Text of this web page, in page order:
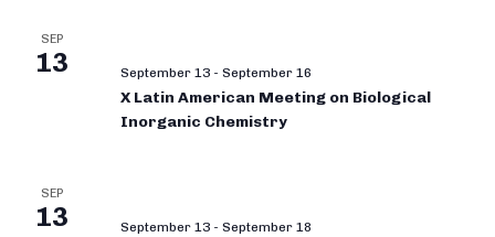
SEP
13 September 13 - September 16
X Latin American Meeting on Biological
Inorganic Chemistry
SEP
13 September 13 - September 18